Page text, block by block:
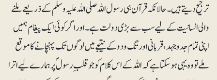
ترجیح دیتے ہیں۔ حالانکہ قرآن ہی رسول اللہ صلی اللہ علیہ وسلم کے ذریعے ملنے
والی انسانیت کے لیے سب سے بڑی دولت ہے۔ اور اگر کوئی ایک پیغام ہمیں
اپنی تمام جدوجہد، قربانی اور تگ ودو کے نتیجے میں لوگوں تک پہنچانے کا موقع
ملے تو وہ یہی ہوسکتا ہے کہ اللہ کے اس کلام کو جو قلبِ رسولؐ پر ہمارے لیے اترا